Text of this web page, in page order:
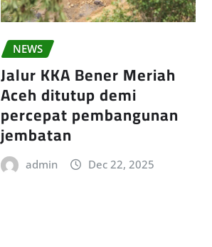
NEWS
Jalur KKA Bener Meriah
Aceh ditutup demi
percepat pembangunan
jembatan
admin Dec 22, 2025